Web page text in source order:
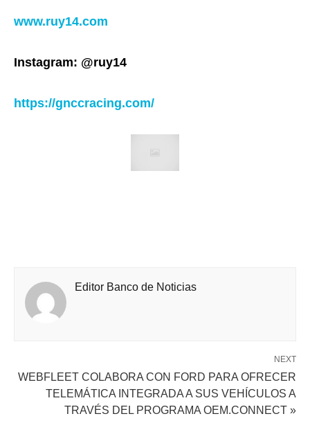
www.ruy14.com
Instagram: @ruy14
https://gnccracing.com/
Editor Banco de Noticias
NEXT
WEBFLEET COLABORA CON FORD PARA OFRECER
TELEMÁTICA INTEGRADA A SUS VEHÍCULOS A
TRAVÉS DEL PROGRAMA OEM.CONNECT »